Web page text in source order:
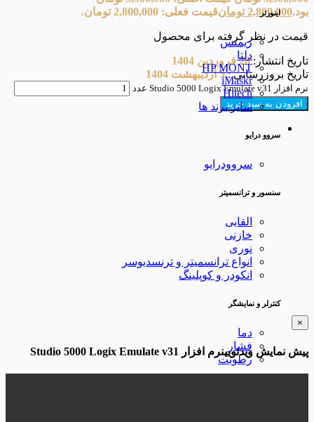
اینورتر
زیمنس
دلتا
HP MONT
iMaskr
Hitech
سایر برند ها
سروو درایو
سروودرایو
سنسور و ترانسمیتر
القایی
خازنی
نوری
انواع ترانسمیتر و ترنسدیوسر
انکودر و کوپلینگ
کنترلر و نمایشگر
دما
فشار
رطوبت
بود.2,800,000 تومانقیمت فعلی: 2,800,000 تومان.
قیمت در نظر گرفته برای محصول
تاریخ انتشار:28 فروردین 1404
تاریخ بروزرسانی :5 اردیبهشت 1404
نرم افزار Studio 5000 Logix Emulate v31 عدد
افزودن به سبد خرید
×
پیش نمایش ویدئویینرم افزار Studio 5000 Logix Emulate v31